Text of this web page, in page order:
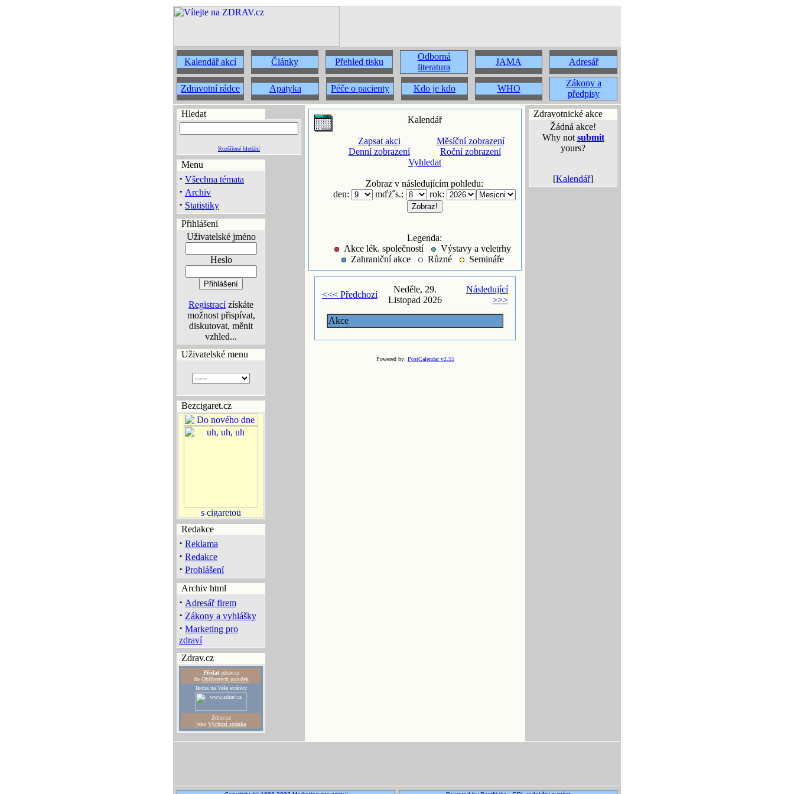
Kalendář akcí Články Přehled tisku
Odborná
literatura
JAMA Adresář
Zdravotní rádce Apatyka Péče o pacienty Kdo je kdo WHO
Zákony a
předpisy
Hledat
Rozšířené hledání
Menu
· Všechna témata
· Archiv
· Statistiky
Přihlášení
Uživatelské jméno
Heslo
Registracízískáte
možnost přispívat,
diskutovat, měnit
vzhled...
Uživatelské menu
Bezcigaret.cz
Redakce
· Reklama
· Redakce
· Prohlášení
Archiv html
· Adresář firem
· Zákony a vyhlášky
· Marketing pro
zdraví
Zdrav.cz
Přidatzdrav.cz
do Oblíbených položek
Ikona na Vaše stránky
Zdrav.cz
jako Výchozí stránka
Kalendář
Zapsat akci
Denní zobrazení
Měsíční zobrazení
Roční zobrazení
Vyhledat
Zobraz v následujícím pohledu:
den:
mďż˝s.: rok:
Legenda:
Akce lék. společností
Výstavy a veletrhy
Zahraniční akce
Různé Semináře
<<< Předchozí
Neděle, 29.
Listopad 2026
Následující
>>>
Akce
Powered by: PostCalendar v2.55
Zdravotnické akce
Žádná akce!
Why not submit
yours?
[Kalendář]